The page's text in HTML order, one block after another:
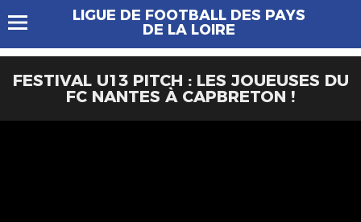
LIGUE DE FOOTBALL DES PAYS
DE LA LOIRE
FESTIVAL U13 PITCH : LES JOUEUSES DU
FC NANTES À CAPBRETON !